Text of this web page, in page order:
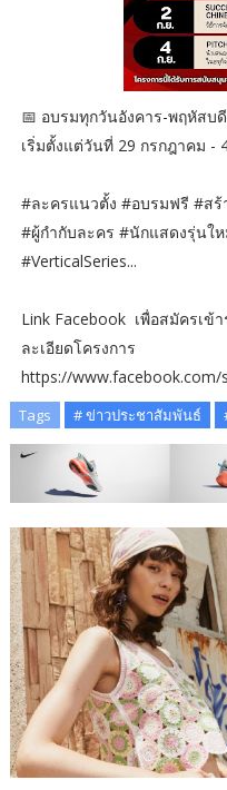
📅 อบรมทุกวันอังคาร-พฤหัสบดี
เริ่มตั้งแต่วันที่ 29 กรกฎาคม -
#ละครแนวตั้ง #อบรมฟรี #สร้
#ผู้กำกับละคร #นักแสดงรุ่นใ
#VerticalSeries...
Link Facebook เพื่อสมัครเข้
ละเอียดโครงการ
https://www.facebook.com/
Tags # ข่าวประชาสัมพันธ์